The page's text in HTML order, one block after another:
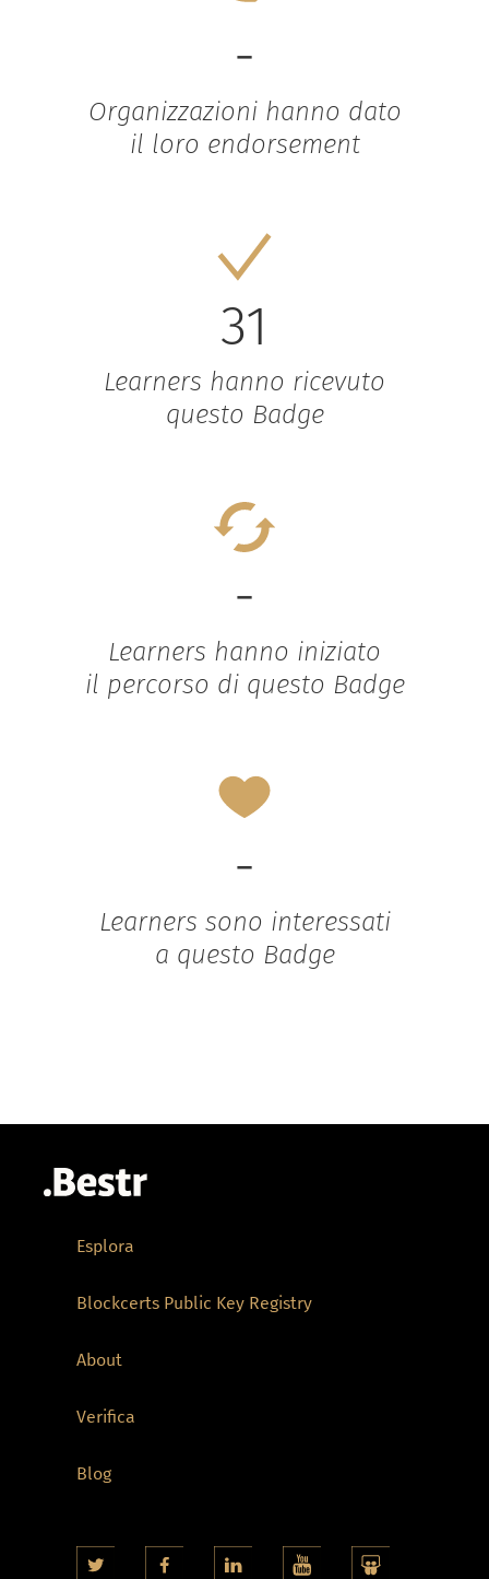
-
Organizzazioni hanno dato
il loro endorsement
31
Learners hanno ricevuto
questo Badge
-
Learners hanno iniziato
il percorso di questo Badge
-
Learners sono interessati
a questo Badge
Esplora
Blockcerts Public Key Registry
About
Verifica
Blog